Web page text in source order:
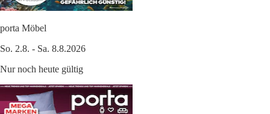
porta Möbel
So. 2.8. - Sa. 8.8.2026
Nur noch heute gültig